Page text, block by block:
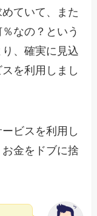
ていて、また
なの？という
、確実に見込
を利用しまし
ビスを利用し
金をドブに捨